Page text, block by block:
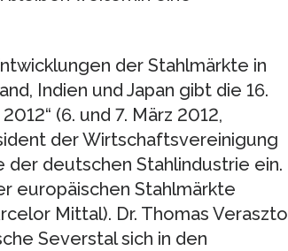
der Stahlmärkte in
Indien und Japan gibt die 16.
(6. und 7. März 2012,
der Wirtschaftsvereinigung
der deutschen Stahlindustrie ein.
europäischen Stahlmärkte
Mittal). Dr. Thomas Veraszto
Severstal sich in den